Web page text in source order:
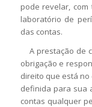
pode revelar,
laboratório de
das contas.
A prestação de
obrigação e
direito que está
definida para sua
contas qualquer